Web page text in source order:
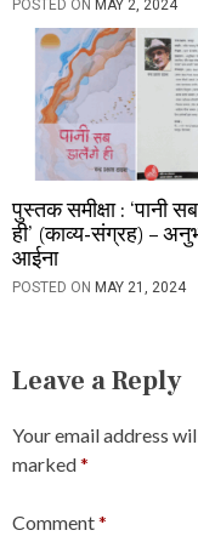
POSTED ON MAY 2, 2024
पुस्तक समीक्षा : ‘पानी
ही’ (काव्य-संग्रह) –
आईना
POSTED ON MAY 21, 2024
Leave a Reply
Your email address
marked*
Comment*